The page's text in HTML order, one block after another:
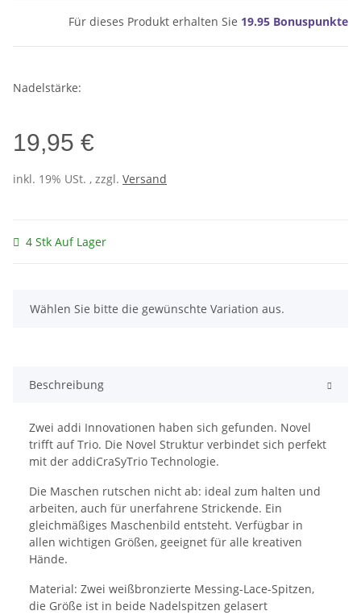
Für dieses Produkt erhalten Sie 19.95 Bonuspunkte
Nadelstärke:
19,95 €
inkl. 19% USt. , zzgl. Versand
4 Stk Auf Lager
x
Wählen Sie bitte die gewünschte Variation aus.
Beschreibung
Zwei addi Innovationen haben sich gefunden. Novel
trifft auf Trio. Die Novel Struktur verbindet sich perfekt
mit der addiCraSyTrio Technologie.
Die Maschen rutschen nicht ab: ideal zum halten und
arbeiten, auch für unerfahrene Strickende. Ein
gleichmäßiges Maschenbild entsteht. Verfügbar in
allen wichtigen Größen, geeignet für alle kreativen
Hände.
Material: Zwei weißbronzierte Messing-Lace-Spitzen,
die Größe ist in beide Nadelspitzen gelasert